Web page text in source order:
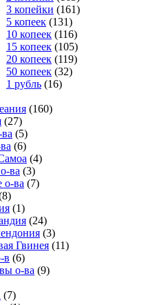
3 копейки (161)
5 копеек (131)
10 копеек (116)
15 копеек (105)
20 копеек (119)
50 копеек (32)
1 рубль (16)
(160)
(27)
(5)
(6)
(4)
ва (3)
о-ва (7)
(1)
(24)
(3)
Гвинея (11)
в (6)
о-ва (9)
(7)